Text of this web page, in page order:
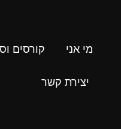
מי אני קורסים
יצירת קשר